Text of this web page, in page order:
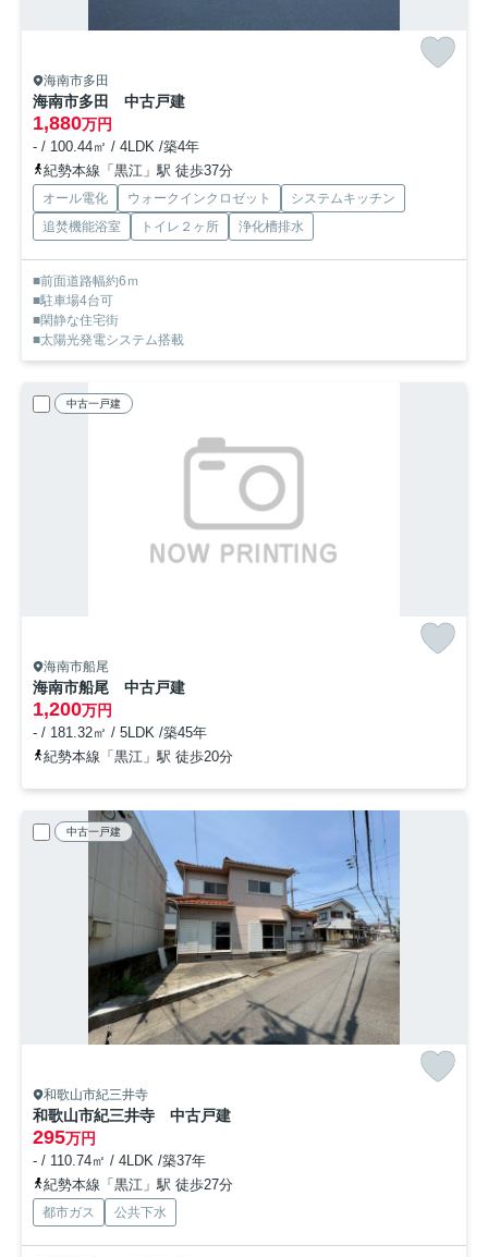
海南市多田
海南市多田 中古戸建
1,880万円
- / 100.44㎡ / 4LDK /築4年
紀勢本線「黒江」駅 徒歩37分
オール電化 ウォークインクロゼット
システムキッチン
追焚機能浴室
トイレ２ヶ所 浄化槽排水
■前面道路幅約6ｍ
■駐車場4台可
■閑静な住宅街
■太陽光発電システム搭載
中古一戸建
海南市船尾
海南市船尾 中古戸建
1,200万円
- / 181.32㎡ / 5LDK /築45年
紀勢本線「黒江」駅 徒歩20分
中古一戸建
和歌山市紀三井寺
和歌山市紀三井寺 中古戸建
295万円
- / 110.74㎡ / 4LDK /築37年
紀勢本線「黒江」駅 徒歩27分
都市ガス 公共下水